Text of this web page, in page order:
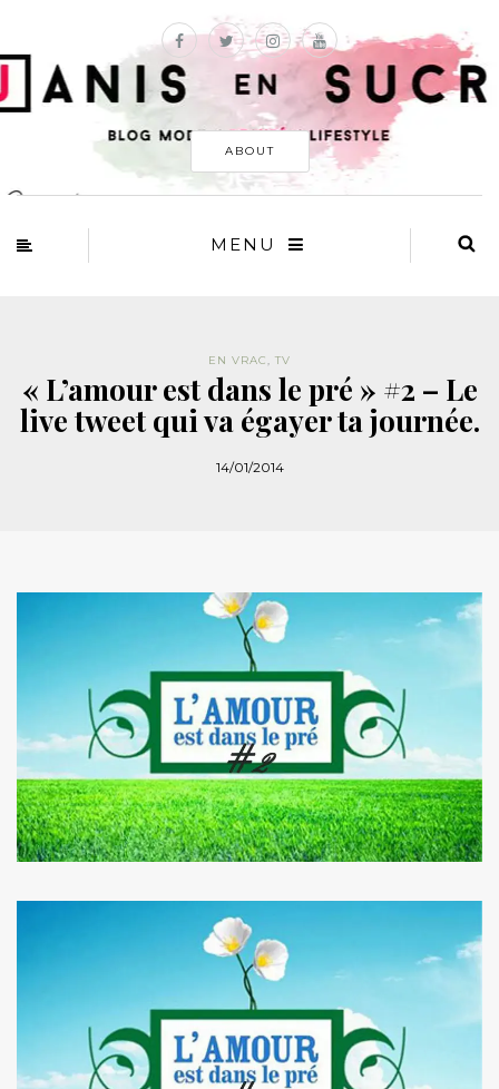
ABOUT
MENU
EN VRAC, TV
« L’amour est dans le pré » #2 – Le
live tweet qui va égayer ta journée.
14/01/2014